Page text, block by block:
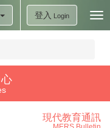
登入 Login
現代教育通訊